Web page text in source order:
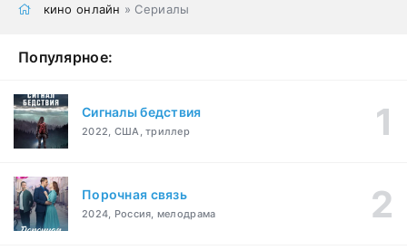
кино онлайн » Сериалы
Популярное:
Сигналы бедствия
2022, США, триллер
Порочная связь
2024, Россия, мелодрама